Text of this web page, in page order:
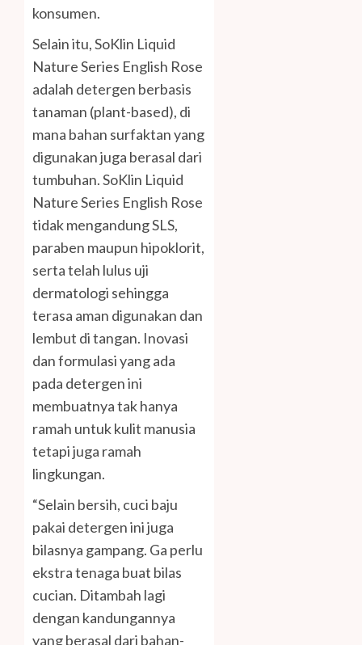
konsumen.
Selain itu, SoKlin Liquid
Nature Series English Rose
adalah detergen berbasis
tanaman (plant-based), di
mana bahan surfaktan yang
digunakan juga berasal dari
tumbuhan. SoKlin Liquid
Nature Series English Rose
tidak mengandung SLS,
paraben maupun hipoklorit,
serta telah lulus uji
dermatologi sehingga
terasa aman digunakan dan
lembut di tangan. Inovasi
dan formulasi yang ada
pada detergen ini
membuatnya tak hanya
ramah untuk kulit manusia
tetapi juga ramah
lingkungan.
“Selain bersih, cuci baju
pakai detergen ini juga
bilasnya gampang. Ga perlu
ekstra tenaga buat bilas
cucian. Ditambah lagi
dengan kandungannya
yang berasal dari bahan-